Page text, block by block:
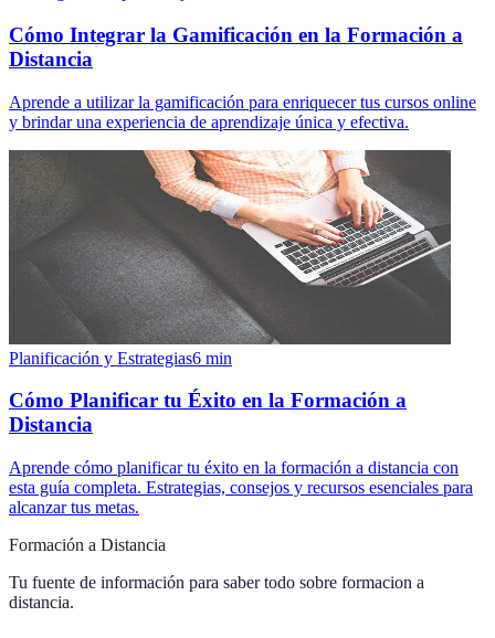
Cómo Integrar la Gamificación en la Formación a
Distancia
Aprende a utilizar la gamificación para enriquecer tus cursos online
y brindar una experiencia de aprendizaje única y efectiva.
Planificación y Estrategias6 min
Cómo Planificar tu Éxito en la Formación a
Distancia
Aprende cómo planificar tu éxito en la formación a distancia con
esta guía completa. Estrategias, consejos y recursos esenciales para
alcanzar tus metas.
Formación a Distancia
Tu fuente de información para saber todo sobre formacion a
distancia.